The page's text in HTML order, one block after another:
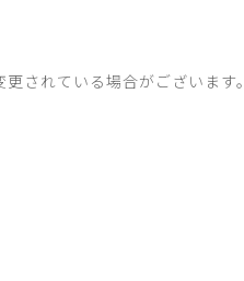
されている場合がございます。